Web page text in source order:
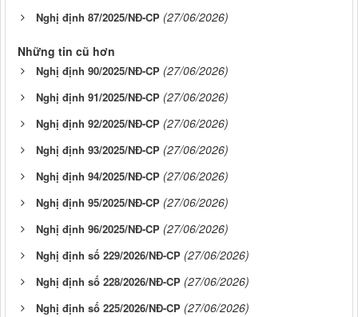
Nghị định 87/2025/NĐ-CP (27/06/2026)
Những tin cũ hơn
Nghị định 90/2025/NĐ-CP (27/06/2026)
Nghị định 91/2025/NĐ-CP (27/06/2026)
Nghị định 92/2025/NĐ-CP (27/06/2026)
Nghị định 93/2025/NĐ-CP (27/06/2026)
Nghị định 94/2025/NĐ-CP (27/06/2026)
Nghị định 95/2025/NĐ-CP (27/06/2026)
Nghị định 96/2025/NĐ-CP (27/06/2026)
Nghị định số 229/2026/NĐ-CP (27/06/2026)
Nghị định số 228/2026/NĐ-CP (27/06/2026)
Nghị định số 225/2026/NĐ-CP (27/06/2026)